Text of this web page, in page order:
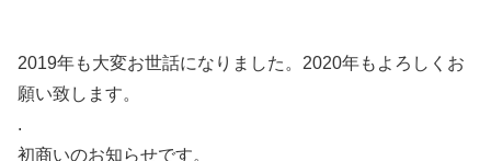
2019年も大変お世話になりました。2020年もよろしくお
願い致します。
.
初商いのお知らせです。